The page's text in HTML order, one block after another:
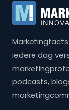
iedere dag
podcasts,